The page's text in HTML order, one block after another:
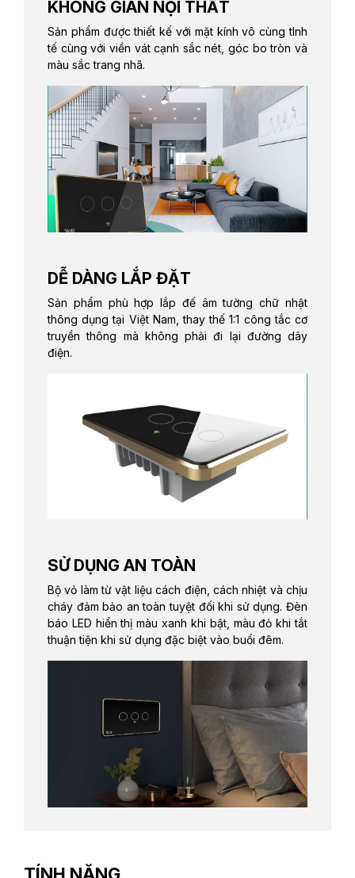
KHÔNG GIAN NỘI THẤT
Sản phẩm được thiết kế với mặt kính vô cùng tInh
tế cùng với viền vát cạnh sắc nét, góc bo tròn và
màu sắc trang nhã.
DỄ DÀNG LẮP ĐẶT
Sản phẩm phù hợp lắp đế âm tường chữ nhật
thông dụng tại Việt Nam, thay thế 1:1 công tắc cơ
truyền thông mà không phải đi lại đường dây
điện.
SỬ DỤNG AN TOÀN
Bộ vỏ làm từ vật liệu cách điện, cách nhiệt và chịu
cháy đảm bảo an toàn tuyệt đối khi sử dụng. Đèn
báo LED hiển thị màu xanh khi bật, màu đỏ khi tắt
thuận tiện khi sử dụng đặc biệt vào buổi đêm.